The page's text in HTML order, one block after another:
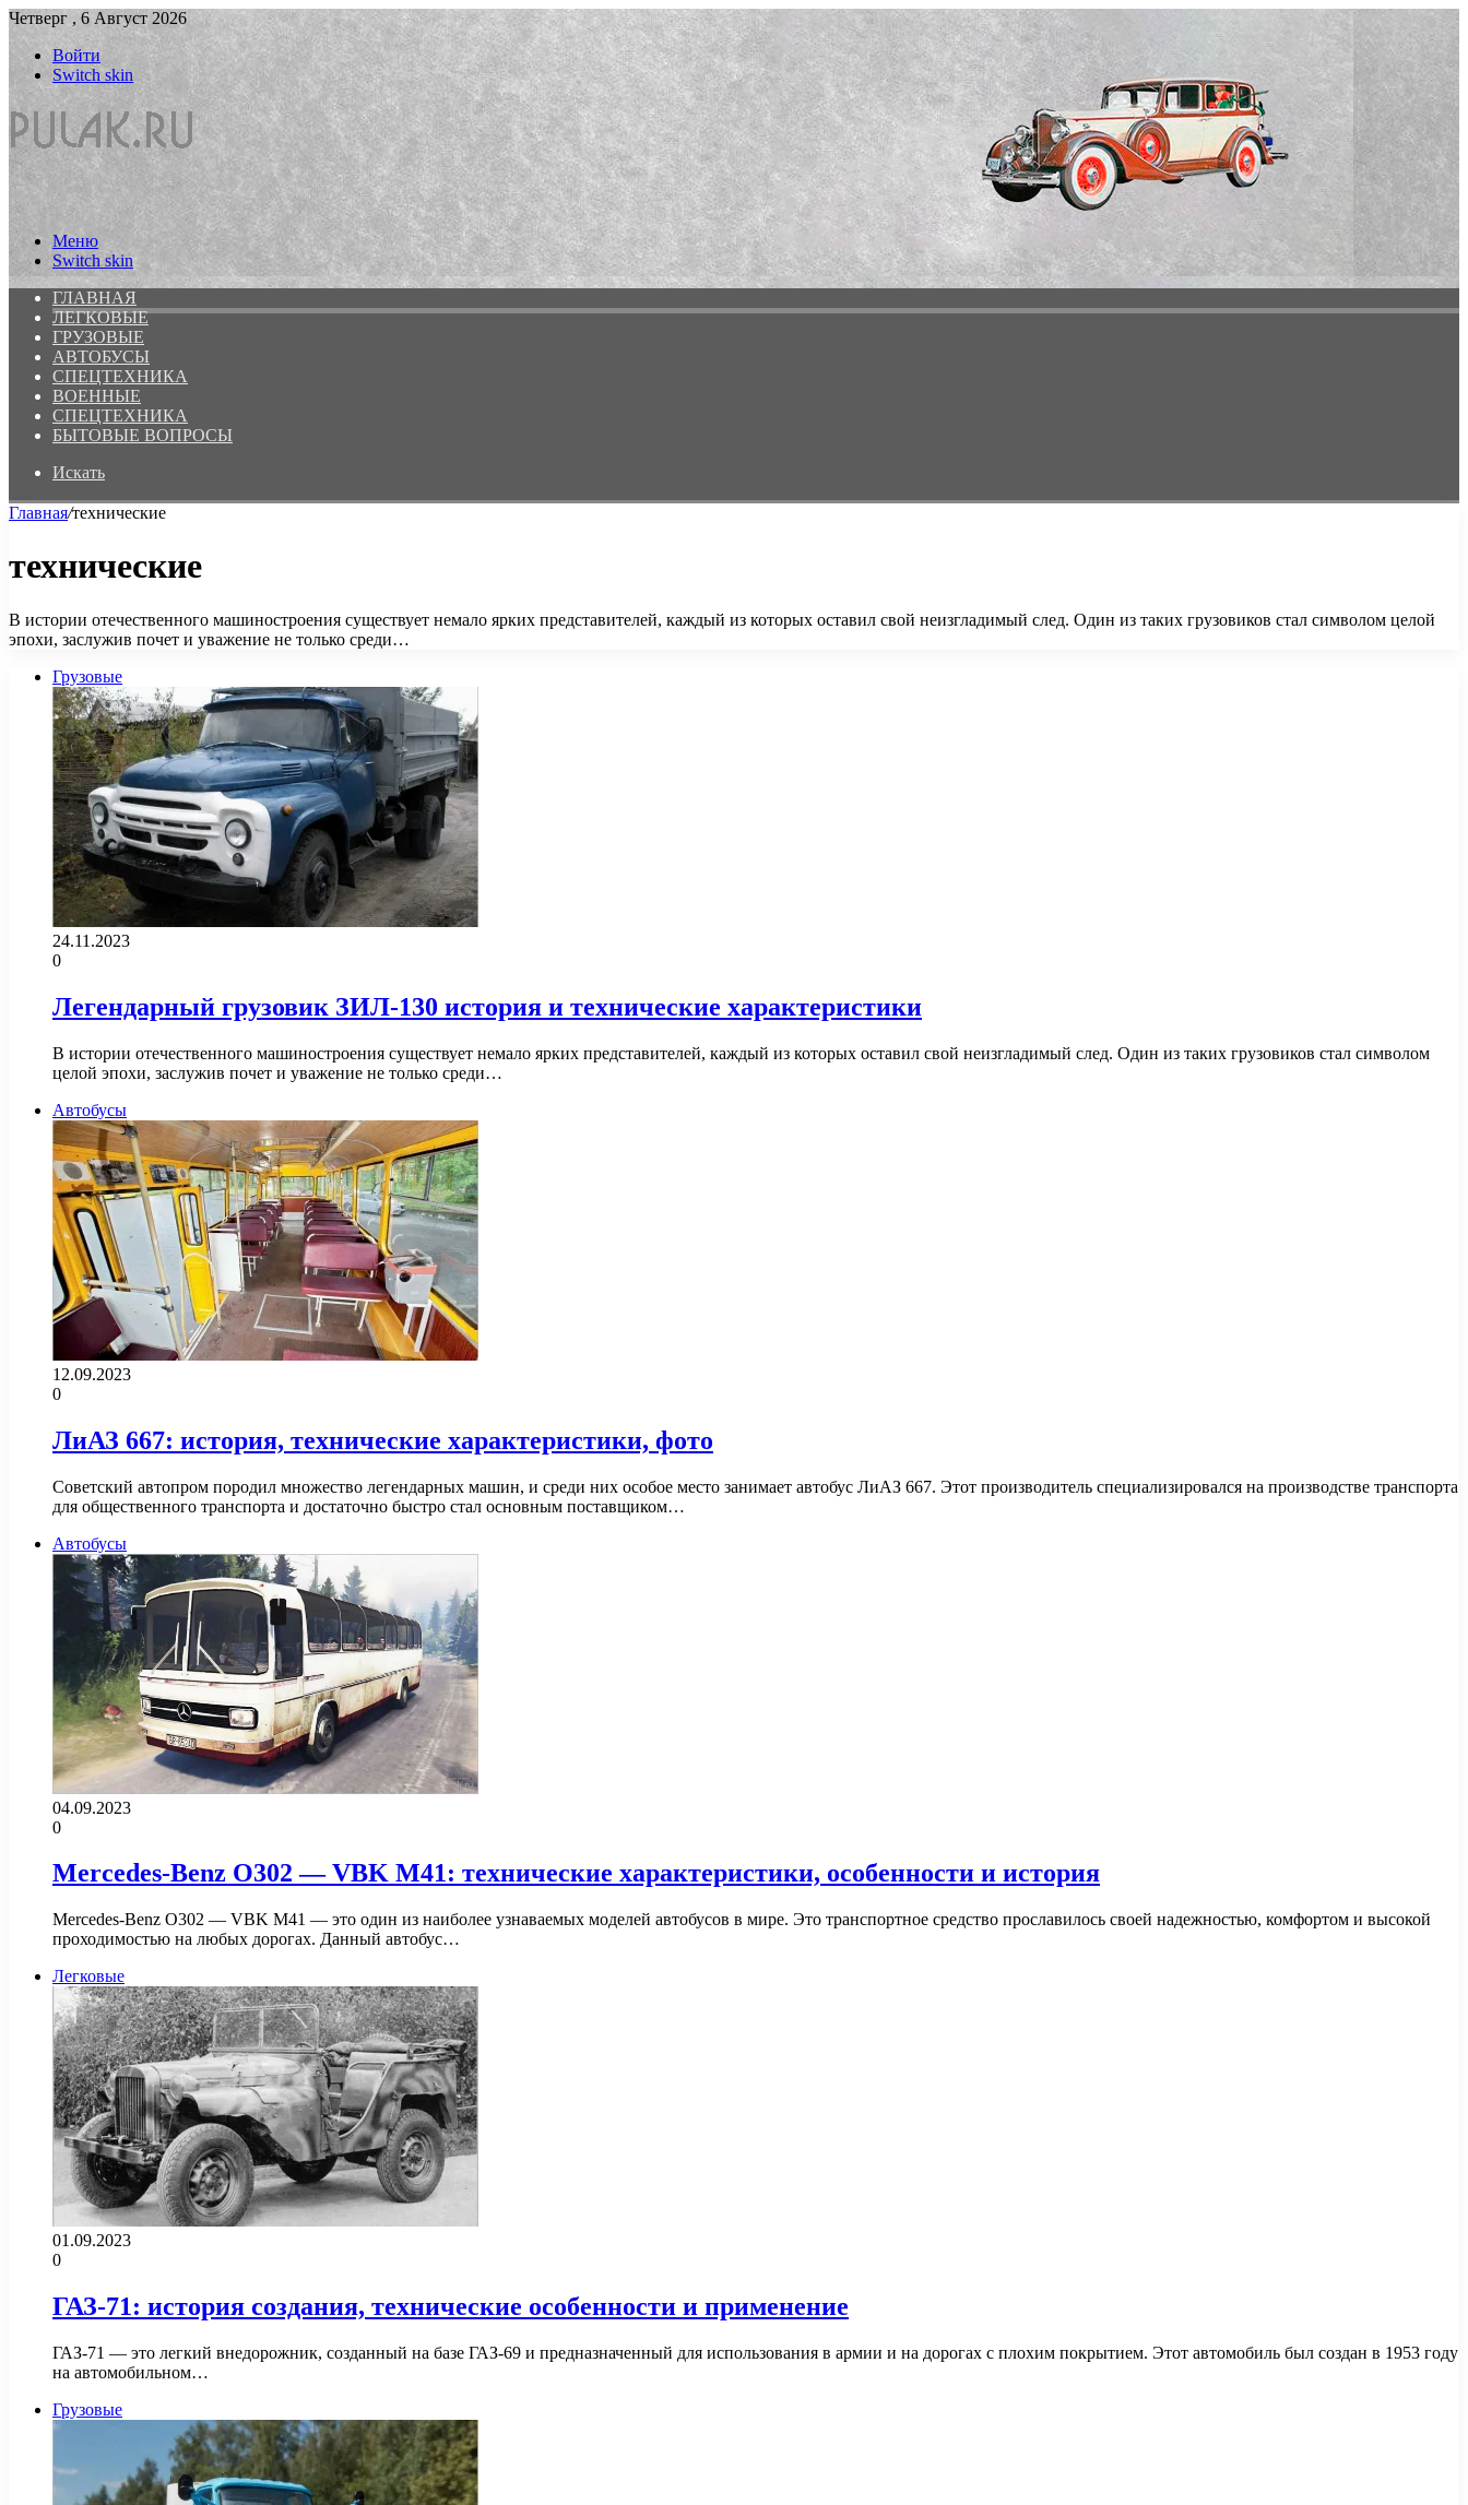
Четверг , 6 Август 2026
Войти
Switch skin
Меню
Switch skin
ГЛАВНАЯ
ЛЕГКОВЫЕ
ГРУЗОВЫЕ
АВТОБУСЫ
СПЕЦТЕХНИКА
ВОЕННЫЕ
СПЕЦТЕХНИКА
БЫТОВЫЕ ВОПРОСЫ
Искать
Главная/технические
технические
В истории отечественного машиностроения существует немало ярких представителей, каждый из которых оставил свой неизгладимый след. Один из таких грузовиков стал символом целой
эпохи, заслужив почет и уважение не только среди…
Грузовые
24.11.2023
0
Легендарный грузовик ЗИЛ-130 история и технические характеристики
В истории отечественного машиностроения существует немало ярких представителей, каждый из которых оставил свой неизгладимый след. Один из таких грузовиков стал символом
целой эпохи, заслужив почет и уважение не только среди…
Автобусы
12.09.2023
0
ЛиАЗ 667: история, технические характеристики, фото
Советский автопром породил множество легендарных машин, и среди них особое место занимает автобус ЛиАЗ 667. Этот производитель специализировался на производстве транспорта
для общественного транспорта и достаточно быстро стал основным поставщиком…
Автобусы
04.09.2023
0
Mercedes-Benz O302 — VBK M41: технические характеристики, особенности и история
Mercedes-Benz O302 — VBK M41 — это один из наиболее узнаваемых моделей автобусов в мире. Это транспортное средство прославилось своей надежностью, комфортом и высокой
проходимостью на любых дорогах. Данный автобус…
Легковые
01.09.2023
0
ГАЗ-71: история создания, технические особенности и применение
ГАЗ-71 — это легкий внедорожник, созданный на базе ГАЗ-69 и предназначенный для использования в армии и на дорогах с плохим покрытием. Этот автомобиль был создан в 1953 году
на автомобильном…
Грузовые